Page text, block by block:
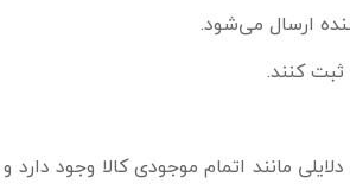
ارسال می‌شود.
مانند اتمام موجودی کالا وجود دارد